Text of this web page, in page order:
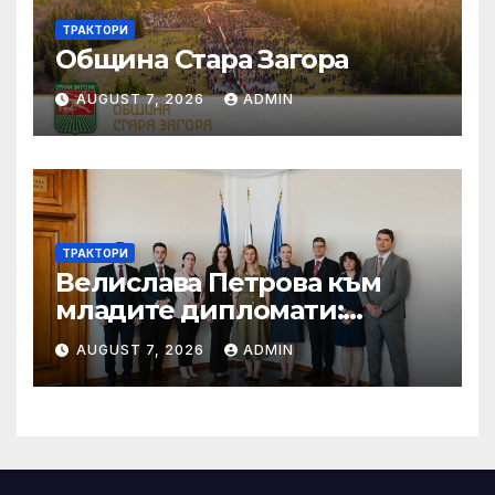
ТРАКТОРИ
Община Стара Загора
AUGUST 7, 2026 ADMIN
ТРАКТОРИ
Велислава Петрова към
младите дипломати:
Бъдете смели, уверени и
винаги отстоявайте
интересите на България
AUGUST 7, 2026 ADMIN